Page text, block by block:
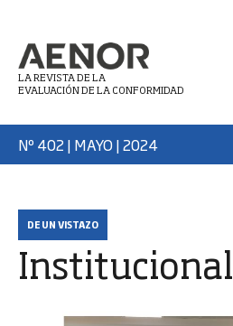
LA REVISTA DE LA
EVALUACIÓN DE LA CONFORMIDAD
Nº 402 | MAYO| 2024
DE UN VISTAZO
Institucional